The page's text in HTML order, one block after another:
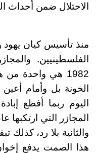
الاحتلال ضمن أحداث
منذ تأسيس كيان يهود
الفلسطينيين.
1982 هي واحدة من
الخونة بل وأمام
اليوم ربما أفظع
والثانية بلا رد، كذلك
هذا الصمت يدفع